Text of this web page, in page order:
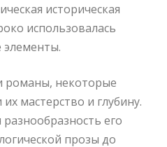
историческая
использовалась
элементы.
романы, некоторые
мастерство и глубину.
его
прозы до